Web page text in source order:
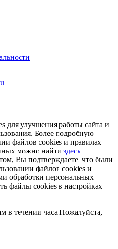
для улучшения работы сайта и
Более подробную
файлов cookies и правилах
можно найти здесь.
Вы подтверждаете, что были
файлов cookies и
обработки персональных
файлы cookies в настройках
в течении часа Пожалуйста,